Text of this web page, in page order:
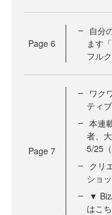
Page 6
自分
ます
フル
Page 7
ワク
ティ
本連
者、
5/25
クリ
ショ
▼
はこ